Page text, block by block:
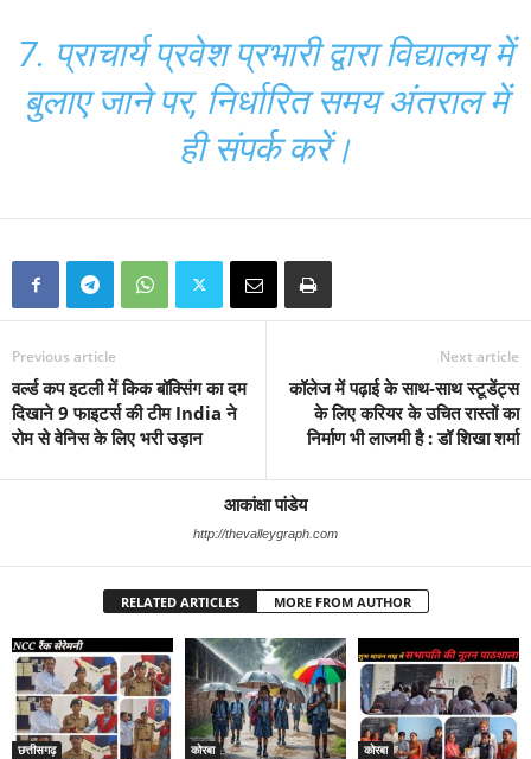
7. प्राचार्य प्रवेश प्रभारी द्वारा विद्यालय में
बुलाए जाने पर, निर्धारित समय अंतराल में
ही संपर्क करें।
Previous article
वर्ल्ड कप इटली में किक बॉक्सिंग का दम
दिखाने 9 फाइटर्स की टीम India ने
रोम से वेनिस के लिए भरी उड़ान
Next article
कॉलेज में पढ़ाई के साथ-साथ स्टूडेंट्स
के लिए करियर के उचित रास्तों का
निर्माण भी लाजमी है : डॉ शिखा शर्मा
आकांक्षा पांडेय
http://thevalleygraph.com
RELATED ARTICLES MORE FROM AUTHOR
छत्तीसगढ़ कोरबा कोरबा